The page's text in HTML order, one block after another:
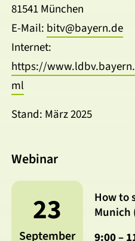
81541 München
E-Mail: bitv@bayern.de
Internet:
https://
ml
Stand: März 2025
Webinar
23
September
How to
Munich